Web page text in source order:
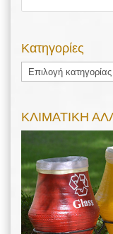
Kατηγορίες
Kατηγορίες
ΚΛΙΜΑΤΙΚΗ